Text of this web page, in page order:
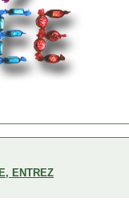
ENTREZ